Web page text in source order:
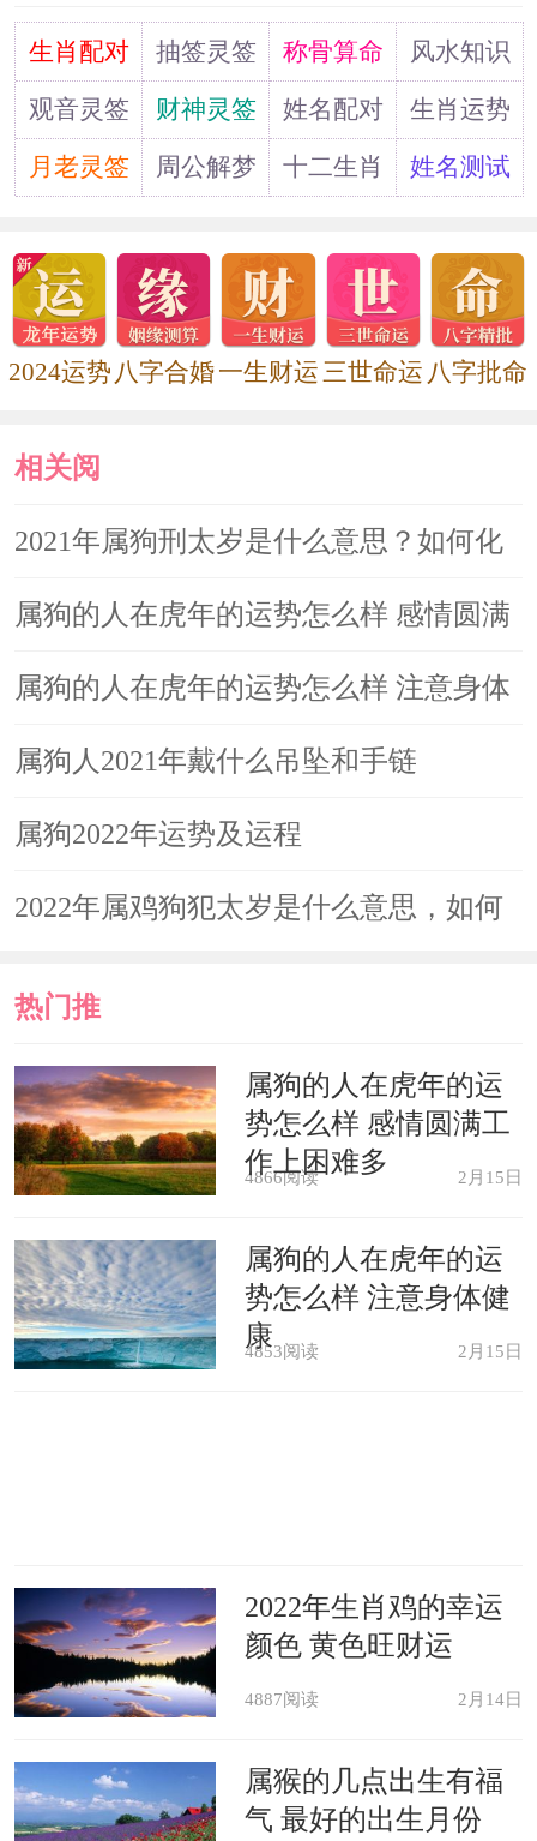
婚姻和家庭，不要贪图一时的快活而导
致感情破裂家庭破碎，这是不理智的也
是特别划不来，一定要将心思多用于事
业发展和财富积累上。可奉请一件旺财
求财顺利、稳定财库。
属狗的人2021年感情运势
顺利，甚至还非常可能招惹来桃花劫。
对于结了婚的男性女性来说在2021年最
姻，在平时的工作中要与异性同事保持
距离，不要过分的接近，遵守婚姻道德
身的朋友来说，这几年要广泛的结交异
性，平时多出去参加社交或者参加朋友
花运，在这一年单身的朋友如果想脱单
的仪容仪表，更要在内在气势上加以提
升，这样才能够顺利脱单。今年可随身
佩戴或者在床头放一串吉祥饰品，寓意
全年情投意合；单身的人寓意桃花运顺
畅、比翼双飞；而有对象的人则寓意恩
爱如初、天长地久。
对于男性来说，这一年要多喝水多排
尿，防止自己的膀胱处有问题，如果有
一些身体异常要及时就医，千万不要拖
也千万不要不好意思，防止酿成大患。
在平时属狗的朋友不要去一些晦气比较
道生肖配对 抽签灵签 称骨算命
风水知识
观音灵签
财神灵签 姓名配对
生肖运势
月老灵签
周公解梦 十二生肖 姓名测试
2024运势 八字合婚一生财运三世命运 八字批命
相关阅
读
2021年属狗刑太岁是什么意思？如何化
解
属狗的人在虎年的运势怎么样 感情圆满
工作上困难多
属狗的人在虎年的运势怎么样 注意身体
健康
属狗人2021年戴什么吊坠和手链
属狗2022年运势及运程
2022年属鸡狗犯太岁是什么意思，如何
热门推
荐
属狗的人在虎年的运
势怎么样 感情圆满工
作上困难多
4866阅读 2月15日
属狗的人在虎年的运
势怎么样 注意身体健
康
4853阅读 2月15日
2022年生肖鸡的幸运
颜色 黄色旺财运
4887阅读 2月14日
属猴的几点出生有福
气 最好的出生月份